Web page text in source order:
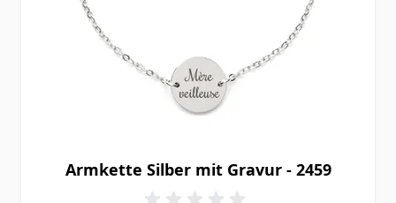
Armkette Silber mit Gravur - 2459